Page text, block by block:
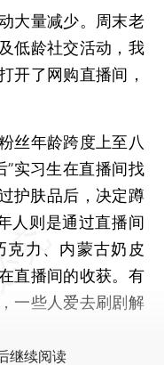
量减少。周末老
低龄社交活动，我
开了网购直播间，
年龄跨度上至八
”实习生在直播间找
护肤品后，决定蹲
人则是通过直播间
力、内蒙古奶皮
直播间的收获。有
一些人爱去刷剧解
继续阅读